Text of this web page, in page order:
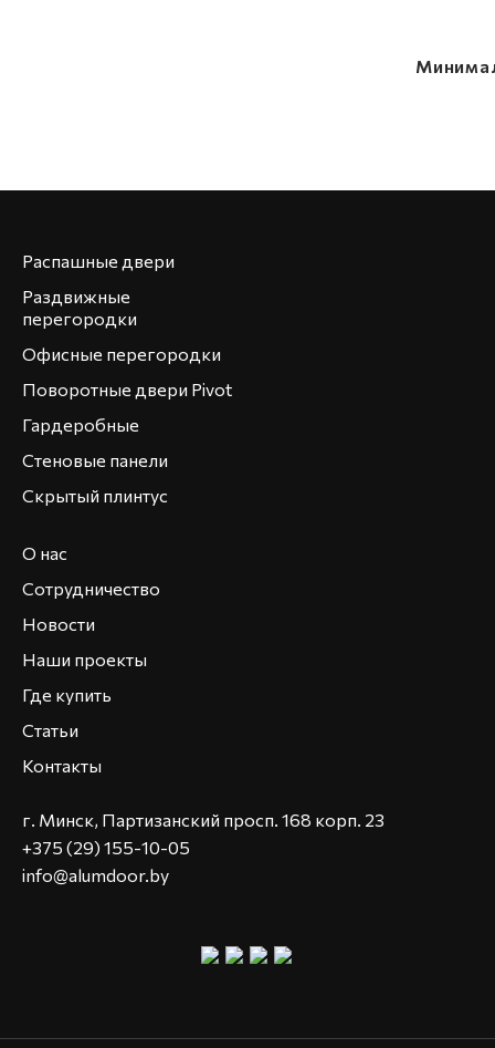
Распашные двери
Раздвижные
перегородки
Офисные перегородки
Поворотные двери Pivot
Гардеробные
Стеновые панели
Скрытый плинтус
О нас
Сотрудничество
Новости
Наши проекты
Где купить
Статьи
Контакты
г. Минск, Партизанский просп. 168 корп. 23
+375 (29) 155-10-05
info@alumdoor.by